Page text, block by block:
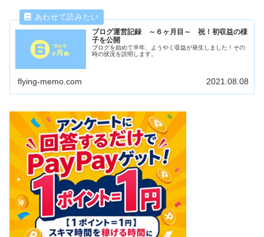
ブログ運営記録 ～６ヶ月目～ 祝！初収益の様
子を公開
ブログを始めて半年、ようやく収益が発生しました！その
時の状況を説明します。
flying-memo.com 2021.08.08